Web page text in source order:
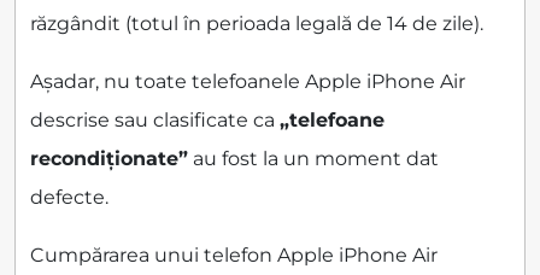
răzgândit (totul în perioada legală de 14 de zile).
Așadar, nu toate telefoanele Apple iPhone Air
descrise sau clasificate ca „telefoane
recondiționate” au fost la un moment dat
defecte.
Cumpărarea unui telefon Apple iPhone Air